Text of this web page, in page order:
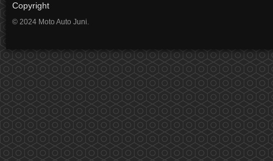
Copyright
© 2024 Moto Auto Juni.